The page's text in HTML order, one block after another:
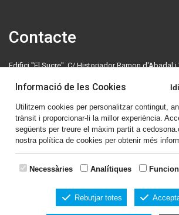
Contacte
Edifici "El Sucre", C/ Historiador Ramon d'Abadal i
cedosona@cedosona.org
Política de cookies
Avís legal
Comparteix el
Informació de les Cookies
Utilitzem cookies per personalitzar contingut,
trànsit i proporcionar-li la millor experiència.
següents per treure el màxim partit a
nostra política de cookies per obtenir més
Necessàries Analítiques
Rebutjar totes